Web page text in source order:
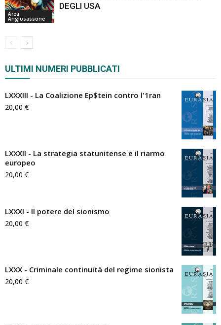
Area
Anglosassone
DEGLI USA
ULTIMI NUMERI PUBBLICATI
LXXXIII - La Coalizione Ep$tein contro l'1ran
20,00 €
LXXXII - La strategia statunitense e il riarmo
europeo
20,00 €
LXXXI - Il potere del sionismo
20,00 €
LXXX - Criminale continuità del regime sionista
20,00 €